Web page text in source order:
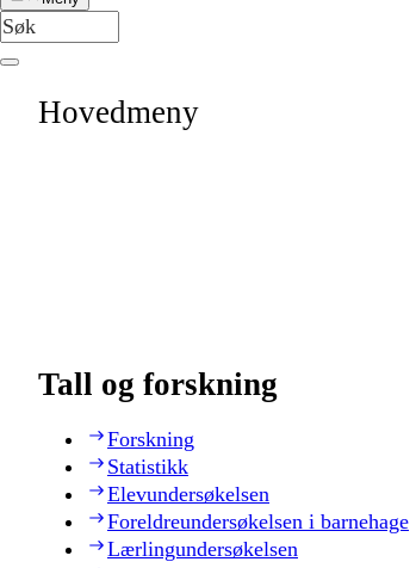
Hovedmeny
Tall og forskning
Forskning
Statistikk
Elevundersøkelsen
Foreldreundersøkelsen i barnehage
Lærlingundersøkelsen